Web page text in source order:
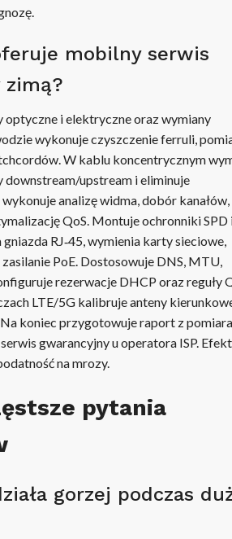
mobilny serwis
optyczne i elektryczne oraz wymiany
wykonuje czyszczenie ferruli,
W kablu koncentrycznym
downstream/upstream i eliminuje
analizę widma, dobór kanałów,
QoS. Montuje ochronniki SPD
RJ‑45, wymienia karty sieciowe,
PoE. Dostosowuje DNS, MTU,
rezerwacje DHCP oraz reguły
LTE/5G kalibruje anteny
Na koniec przygotowuje raport z
gwarancyjny u operatora ISP.
na mrozy.
pytania
gorzej podczas